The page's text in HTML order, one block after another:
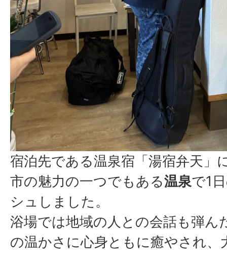
宿泊先である温泉宿「湯宿弁天」
市の魅力の一つでもある温泉で1
シュしました。
浴場では地域の人との会話も弾ん
の温かさに心身ともに癒やされ、